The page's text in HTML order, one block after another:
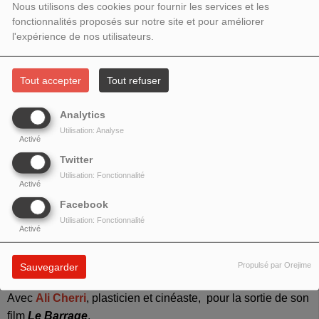
Nous utilisons des cookies pour fournir les services et les
fonctionnalités proposés sur notre site et pour améliorer
l'expérience de nos utilisateurs.
Tout accepter Tout refuser
Analytics
Activé
Utilisation: Analyse
Twitter
Activé
Utilisation: Fonctionnalité
Facebook
Activé
Utilisation: Fonctionnalité
Sauvegarder Propulsé par Orejime
CHERRI
NUIT AMÉRICAINE (VIVE LE CINÉMA !)
Avec Ali Cherri, plasticien et cinéaste, pour la sortie de son
film Le Barrage.